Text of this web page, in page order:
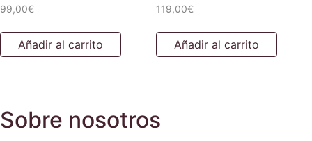
99,00€
Añadir al carrito
119,00€
Añadir al carrito
Sobre nosotros